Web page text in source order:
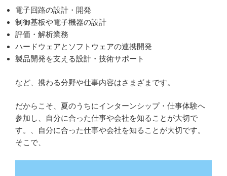
電子回路の設計・開発
制御基板や電子機器の設計
評価・解析業務
ハードウェアとソフトウェアの連携開発
製品開発を支える設計・技術サポート
など、携わる分野や仕事内容はさまざまです。
だからこそ、夏のうちにインターンシップ・仕事体験へ
参加し、自分に合った仕事や会社を知ることが大切で
す。、自分に合った仕事や会社を知ることが大切です。
そこで、